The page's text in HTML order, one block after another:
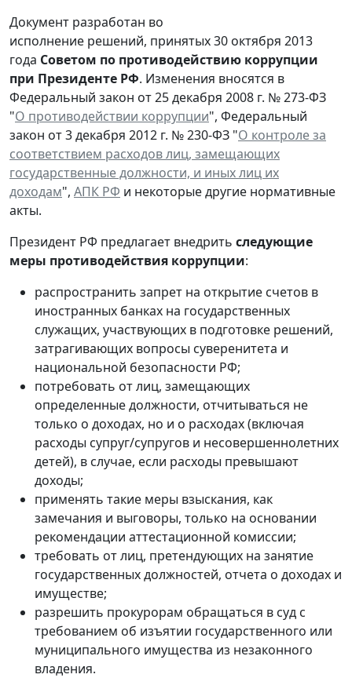
Документ разработан во
исполнение решений, принятых 30 октября 2013
года Советом по противодействию коррупции
при Президенте РФ. Изменения вносятся в
Федеральный закон от 25 декабря 2008 г. № 273-ФЗ
"О противодействии коррупции", Федеральный
закон от 3 декабря 2012 г. № 230-ФЗ "О контроле за
соответствием расходов лиц, замещающих
государственные должности, и иных лиц их
доходам", АПК РФ и некоторые другие нормативные
акты.
Президент РФ предлагает внедрить следующие
меры противодействия коррупции:
распространить запрет на открытие счетов в
иностранных банках на государственных
служащих, участвующих в подготовке решений,
затрагивающих вопросы суверенитета и
национальной безопасности РФ;
потребовать от лиц, замещающих
определенные должности, отчитываться не
только о доходах, но и о расходах (включая
расходы супруг/супругов и несовершеннолетних
детей), в случае, если расходы превышают
доходы;
применять такие меры взыскания, как
замечания и выговоры, только на основании
рекомендации аттестационной комиссии;
требовать от лиц, претендующих на занятие
государственных должностей, отчета о доходах и
имуществе;
разрешить прокурорам обращаться в суд с
требованием об изъятии государственного или
муниципального имущества из незаконного
владения.